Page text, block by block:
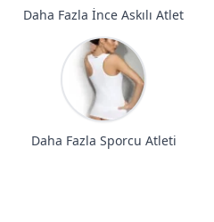
Daha Fazla İnce Askılı Atlet
Daha Fazla Sporcu Atleti